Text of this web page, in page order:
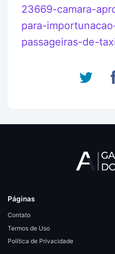
23669-camara-
para-
passageiras-de-
Páginas
Contato
Termos de Uso
Política de Privacidade